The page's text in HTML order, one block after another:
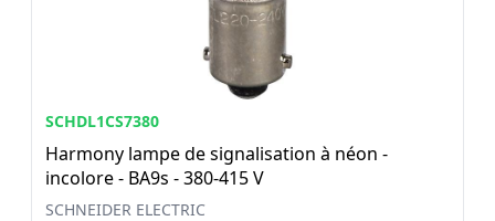
SCHDL1CS7380
Harmony lampe de signalisation à néon -
incolore - BA9s - 380-415 V
SCHNEIDER ELECTRIC